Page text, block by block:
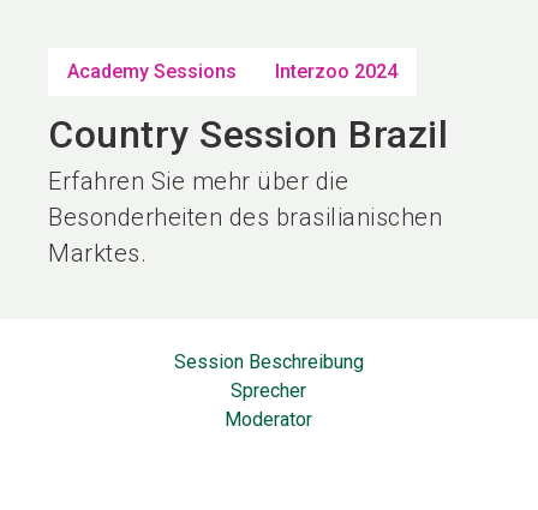
Academy Sessions Interzoo 2024
Country Session Brazil
Erfahren Sie mehr über die
Besonderheiten des brasilianischen
Marktes.
Session Beschreibung
Sprecher
Moderator